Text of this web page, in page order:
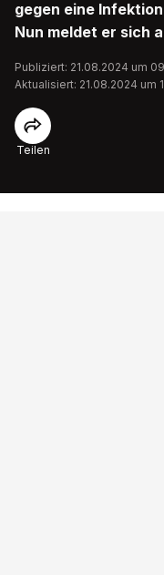
gegen eine
Nun meldet er sich
Publiziert: 21.08.2024 um
Aktualisiert: 21.08.2024 um
Teilen